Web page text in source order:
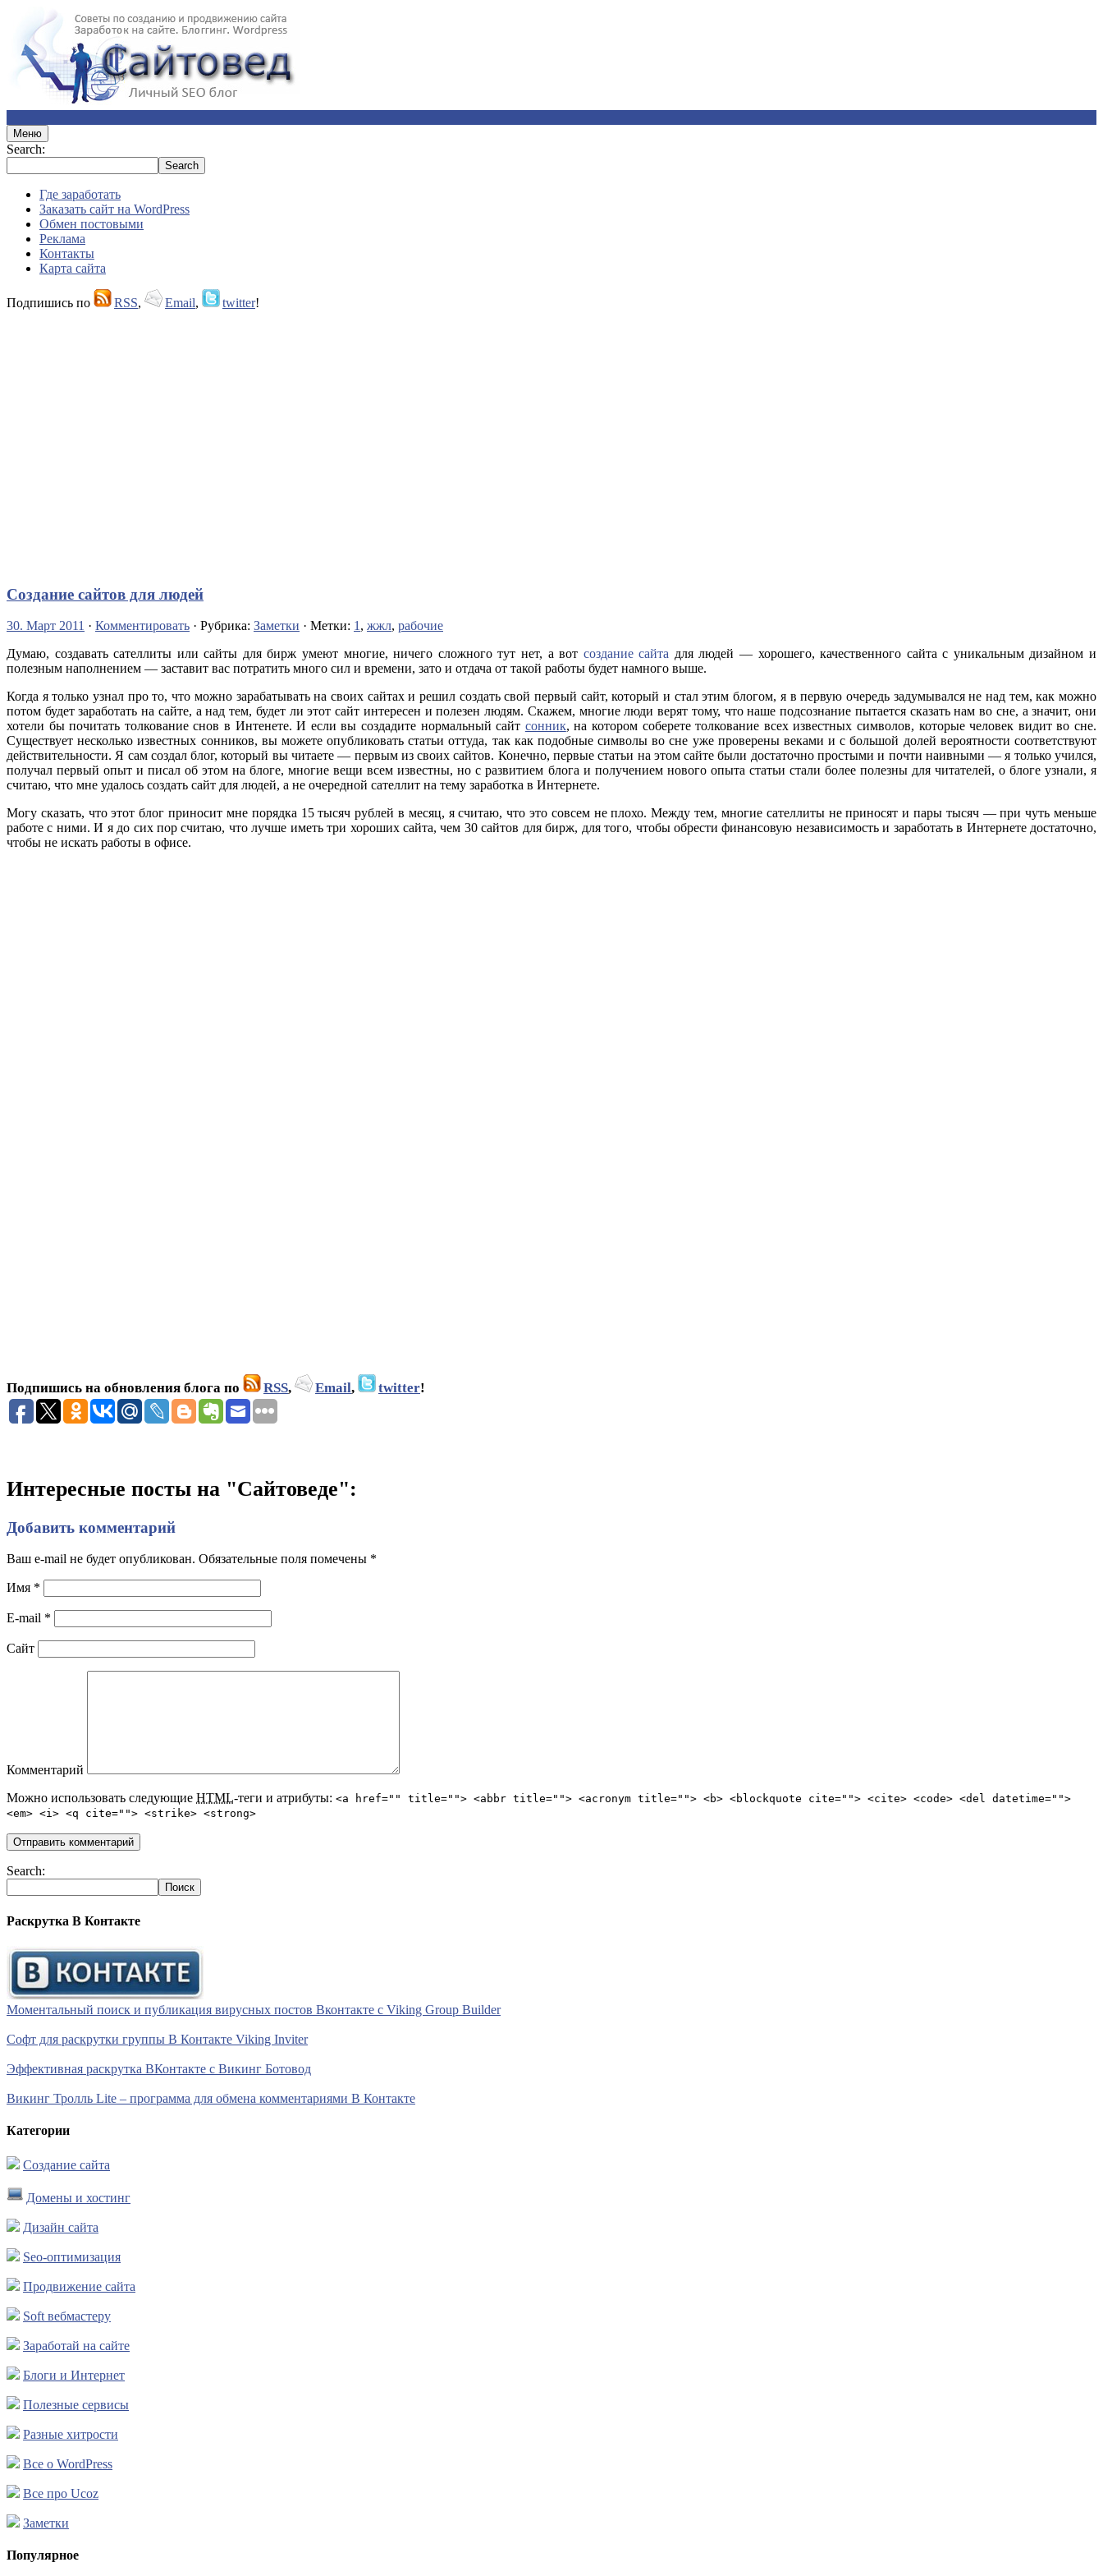
Меню
Search:
Где заработать
Заказать сайт на WordPress
Обмен постовыми
Реклама
Контакты
Карта сайта
Подпишись по RSS, Email, twitter!
Создание сайтов для людей
30. Март 2011 · Комментировать · Рубрика: Заметки · Метки: 1, жжл, рабочие
Думаю, создавать сателлиты или сайты для бирж умеют многие, ничего сложного тут нет, а вот создание сайта для людей — хорошего, качественного сайта с уникальным дизайном и
полезным наполнением — заставит вас потратить много сил и времени, зато и отдача от такой работы будет намного выше.
Когда я только узнал про то, что можно зарабатывать на своих сайтах и решил создать свой первый сайт, который и стал этим блогом, я в первую очередь задумывался не над тем, как можно
потом будет заработать на сайте, а над тем, будет ли этот сайт интересен и полезен людям. Скажем, многие люди верят тому, что наше подсознание пытается сказать нам во сне, а значит, они
хотели бы почитать толкование снов в Интенете. И если вы создадите нормальный сайт сонник, на котором соберете толкование всех известных символов, которые человек видит во сне.
Существует несколько известных сонников, вы можете опубликовать статьи оттуда, так как подобные символы во сне уже проверены веками и с большой долей вероятности соответствуют
действительности. Я сам создал блог, который вы читаете — первым из своих сайтов. Конечно, первые статьи на этом сайте были достаточно простыми и почти наивными — я только учился,
получал первый опыт и писал об этом на блоге, многие вещи всем известны, но с развитием блога и получением нового опыта статьи стали более полезны для читателей, о блоге узнали, я
считаю, что мне удалось создать сайт для людей, а не очередной сателлит на тему заработка в Интернете.
Могу сказать, что этот блог приносит мне порядка 15 тысяч рублей в месяц, я считаю, что это совсем не плохо. Между тем, многие сателлиты не приносят и пары тысяч — при чуть меньше
работе с ними. И я до сих пор считаю, что лучше иметь три хороших сайта, чем 30 сайтов для бирж, для того, чтобы обрести финансовую независимость и заработать в Интернете достаточно,
чтобы не искать работы в офисе.
Подпишись на обновления блога по RSS, Email, twitter!
Интересные посты на "Сайтоведе":
Добавить комментарий
Ваш e-mail не будет опубликован. Обязательные поля помечены *
Имя *
E-mail *
Сайт
Комментарий
Можно использовать следующие HTML-теги и атрибуты: <a href="" title=""> <abbr title=""> <acronym title=""> <b> <blockquote cite=""> <cite> <code> <del datetime="">
<em> <i> <q cite=""> <strike> <strong>
Search:
Раскрутка В Контакте
Моментальный поиск и публикация вирусных постов Вконтакте с Viking Group Builder
Софт для раскрутки группы В Контакте Viking Inviter
Эффективная раскрутка ВКонтакте с Викинг Ботовод
Викинг Тролль Lite – программа для обмена комментариями В Контакте
Категории
Создание сайта
Домены и хостинг
Дизайн сайта
Seo-оптимизация
Продвижение сайта
Soft вебмастеру
Заработай на сайте
Блоги и Интернет
Полезные сервисы
Разные хитрости
Все о WordPress
Все про Ucoz
Заметки
Популярное